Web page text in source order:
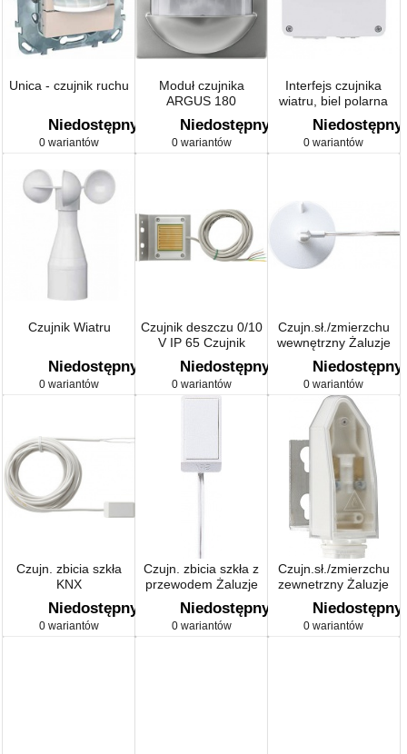
Unica - czujnik ruchu
Niedostępny
0 wariantów
Moduł czujnika
ARGUS 180
Niedostępny
0 wariantów
Interfejs czujnika
wiatru, biel polarna
Niedostępny
0 wariantów
Czujnik Wiatru
Niedostępny
0 wariantów
Czujnik deszczu 0/10
V IP 65 Czujnik
Niedostępny
0 wariantów
Czujn.sł./zmierzchu
wewnętrzny Żaluzje
Niedostępny
0 wariantów
Czujn. zbicia szkła
KNX
Niedostępny
0 wariantów
Czujn. zbicia szkła z
przewodem Żaluzje
Niedostępny
0 wariantów
Czujn.sł./zmierzchu
zewnetrzny Żaluzje
Niedostępny
0 wariantów